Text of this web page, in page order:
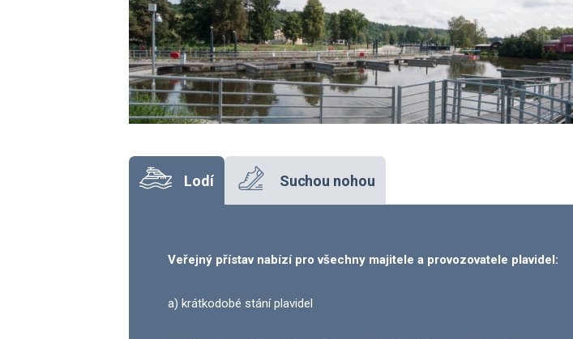
Lodí Suchou nohou
Veřejný přístav nabízí pro všechny majitele a provozovatele plavidel:
a) krátkodobé stání plavidel